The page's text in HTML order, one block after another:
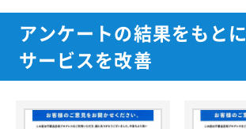
アンケートの結果をもとに
サービスを改善